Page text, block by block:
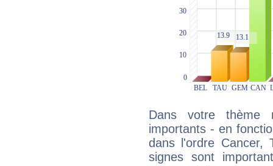
Dans votre thème
importants - en
dans l'ordre Cancer,
signes sont